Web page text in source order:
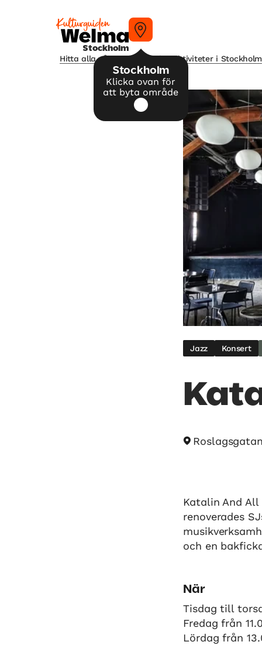
Stockholm
Stockholm
Klicka ovan för
att byta område
Hitta alla våra tips på kulturaktiviteter i Stockholm
Jazz Konsert
Katalin And
renoverades
och en
När
Tisdag till
Fredag från
Lördag från